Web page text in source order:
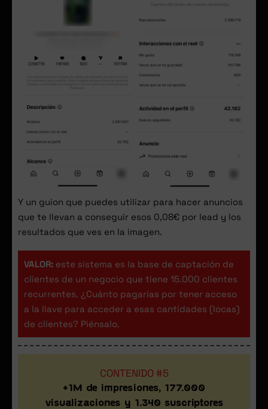
Y un guion que puedes utilizar para hacer anuncios
que te llevan a conseguir esos 0,08€ por lead y los
resultados que ves en la imagen.
VALOR: este sistema es la base de captación de
clientes de un negocio que tiene 15.000 clientes
recurrentes. ¿Cuánto pagarías por tener acceso
a la llave para acceder a esas cantidades (locas)
de clientes? Piénsalo.
CONTENIDO #5
+1M de impresiones, 177.000
visualizaciones y 1.340 suscriptores